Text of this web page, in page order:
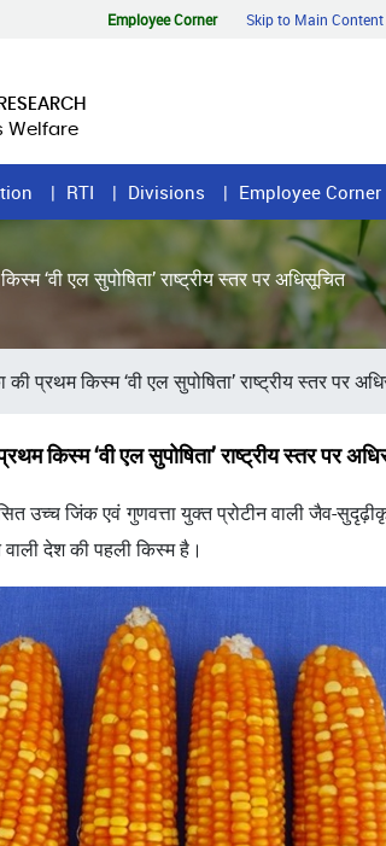
Employee Corner Skip to Main Content
Welfare
RTI Divisions Employee Corner
‘वी एल सुपोषिता’ राष्ट्रीय स्तर पर अधिसूचित
प्रथम किस्म ‘वी एल सुपोषिता’ राष्ट्रीय स्तर पर
किस्म ‘वी एल सुपोषिता’ राष्ट्रीय स्तर पर
उच्च जिंक एवं गुणवत्ता युक्त प्रोटीन वाली जैव-
देश की पहली किस्म है।